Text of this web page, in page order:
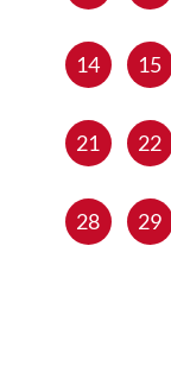
14 15
21 22
28 29